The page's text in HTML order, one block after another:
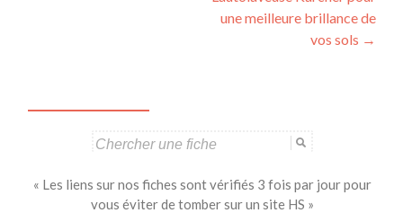
une meilleure brillance de
vos sols →
« Les liens sur nos fiches sont vérifiés 3 fois par jour pour
vous éviter de tomber sur un site HS »